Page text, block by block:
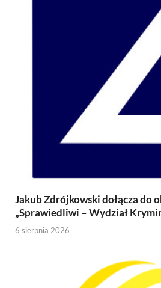
Jakub Zdrójkowski dołącza do
„Sprawiedliwi – Wydział
6 sierpnia 2026